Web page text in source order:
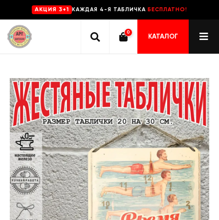
AKЦИЯ 3+1 КАЖДАЯ 4-Я ТАБЛИЧКА БЕСПЛАТНО!
0
КАТАЛОГ